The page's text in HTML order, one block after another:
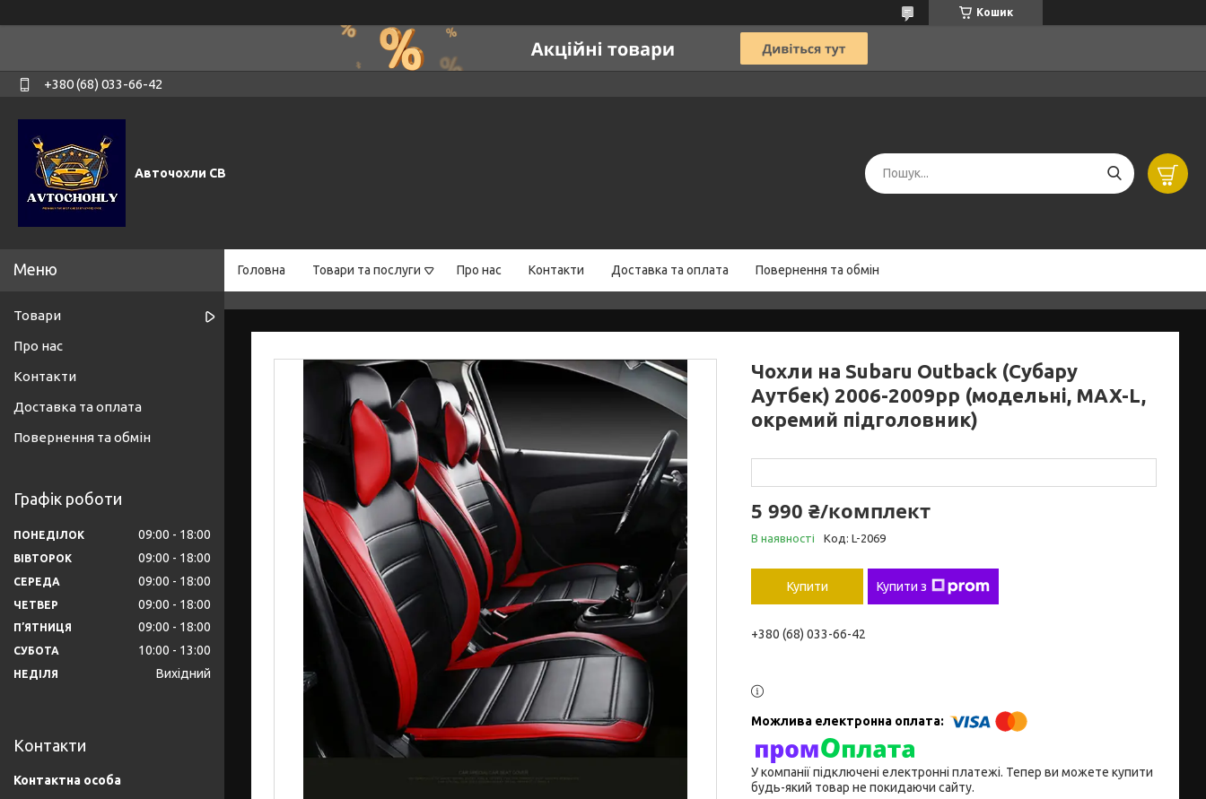
Кошик
+380 (68) 033-66-42
Авточохли СВ
Головна Товари та послуги Про нас Контакти Доставка та оплата Повернення та обмін
Чохли на Subaru Outback (Субару
Аутбек) 2006-2009рр (модельні, MAX-L,
окремий підголовник)
5 990 ₴/комплект
В наявності Код: L-2069
Купити Купити з
+380 (68) 033-66-42
У компанії підключені електронні платежі. Тепер ви можете купити
будь-який товар не покидаючи сайту.
Товари
Про нас
Контакти
Доставка та оплата
Повернення та обмін
Графік роботи
ПОНЕДІЛОК 09:00 18:00
ВІВТОРОК 09:00 18:00
СЕРЕДА 09:00 18:00
ЧЕТВЕР 09:00 18:00
ПʼЯТНИЦЯ 09:00 18:00
СУБОТА 10:00 13:00
НЕДІЛЯ Вихідний
Контакти